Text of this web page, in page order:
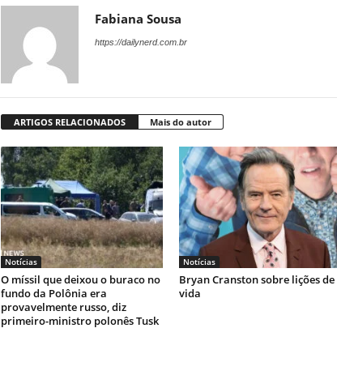
Fabiana Sousa
https://dailynerd.com.br
ARTIGOS RELACIONADOS Mais do autor
Notícias
O míssil que deixou o buraco no
fundo da Polônia era
provavelmente russo, diz
primeiro-ministro polonês Tusk
Notícias
Bryan Cranston sobre lições de
vida